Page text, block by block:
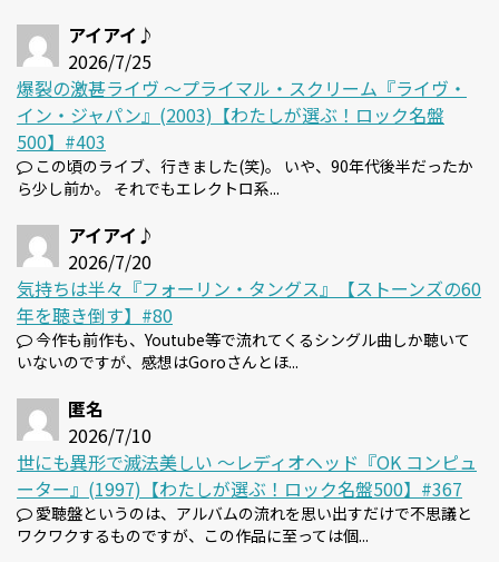
アイアイ♪
2026/7/25
爆裂の激甚ライヴ 〜プライマル・スクリーム『ライヴ・
イン・ジャパン』(2003)【わたしが選ぶ！ロック名盤
500】#403
この頃のライブ、行きました(笑)。 いや、90年代後半だったか
ら少し前か。 それでもエレクトロ系...
アイアイ♪
2026/7/20
気持ちは半々『フォーリン・タングス』【ストーンズの60
年を聴き倒す】#80
今作も前作も、Youtube等で流れてくるシングル曲しか聴いて
いないのですが、感想はGoroさんとほ...
匿名
2026/7/10
世にも異形で滅法美しい 〜レディオヘッド『OK コンピュ
ーター』(1997)【わたしが選ぶ！ロック名盤500】#367
愛聴盤というのは、アルバムの流れを思い出すだけで不思議と
ワクワクするものですが、この作品に至っては個...